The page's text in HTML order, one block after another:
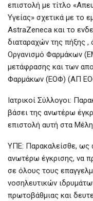
επιστολή με τίτλο
Υγείας» σχετικά με το
AstraZeneca και το
διαταραχών της πήξης ,
Οργανισμό Φαρμάκων
μετάφρασης και των
Φαρμάκων (ΕΟΦ) (ΑΠ
Ιατρικοί Σύλλογοι:
βάσει της ανωτέρω
επιστολή αυτή στα
ΥΠΕ: Παρακαλείσθε, ως
ανωτέρω έγκρισης, να
σε όλους τους
νοσηλευτικών
πρωτοβάθμιας και